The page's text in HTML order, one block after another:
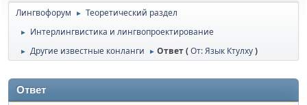
Лингвофорум ► Теоретический раздел
► Интерлингвистика и лингвопроектирование
► Другие известные конланги ► Ответ (От: Язык Ктулху)
Ответ